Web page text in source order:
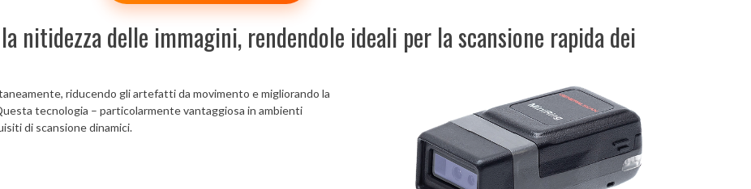
nitidezza delle immagini, rendendole ideali per la scansione rapida dei
riducendo gli artefatti da movimento e migliorando la
tecnologia – particolarmente vantaggiosa in ambienti
di scansione dinamici.